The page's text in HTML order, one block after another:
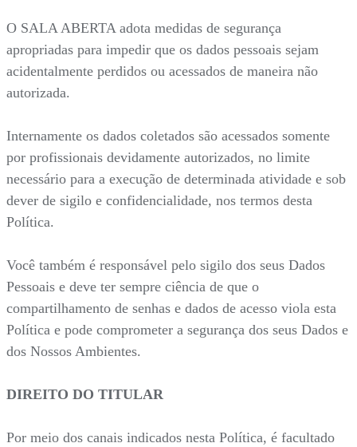
O SALA ABERTA adota medidas de segurança
apropriadas para impedir que os dados pessoais sejam
acidentalmente perdidos ou acessados de maneira não
autorizada.
Internamente os dados coletados são acessados somente
por profissionais devidamente autorizados, no limite
necessário para a execução de determinada atividade e sob
dever de sigilo e confidencialidade, nos termos desta
Política.
Você também é responsável pelo sigilo dos seus Dados
Pessoais e deve ter sempre ciência de que o
compartilhamento de senhas e dados de acesso viola esta
Política e pode comprometer a segurança dos seus Dados e
dos Nossos Ambientes.
DIREITO DO TITULAR
Por meio dos canais indicados nesta Política, é facultado